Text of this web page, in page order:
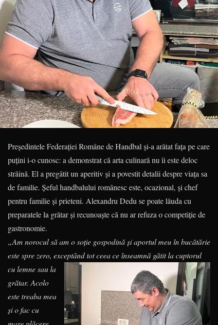
Președintele Federației Române de Handbal și-a arătat fața pe care
puțini i-o cunosc: a demonstrat că arta culinară nu îi este deloc
străină. El a pregătit un aperitiv și a povestit detalii despre viața sa
de familie. Șeful handbalului românesc este, ocazional, și chef
pentru familie și prieteni. Alexandru Dedu se poate lăuda cu
preparatele la grătar și recunoaște că nu ar refuza o competiție de
gastronomie.
„Am norocul să am o soție gospodină și aportul meu în bucătărie
este spre zero, exceptând tot ceea ce înseamnă gătit la cuptorul
cu lemne sau la
grătar. Acolo
este treaba mea
și o fac cu